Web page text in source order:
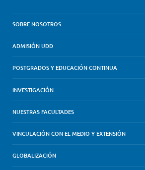
SOBRE NOSOTROS
ADMISIÓN UDD
POSTGRADOS Y EDUCACIÓN CONTINUA
INVESTIGACIÓN
NUESTRAS FACULTADES
VINCULACIÓN CON EL MEDIO Y EXTENSIÓN
GLOBALIZACIÓN